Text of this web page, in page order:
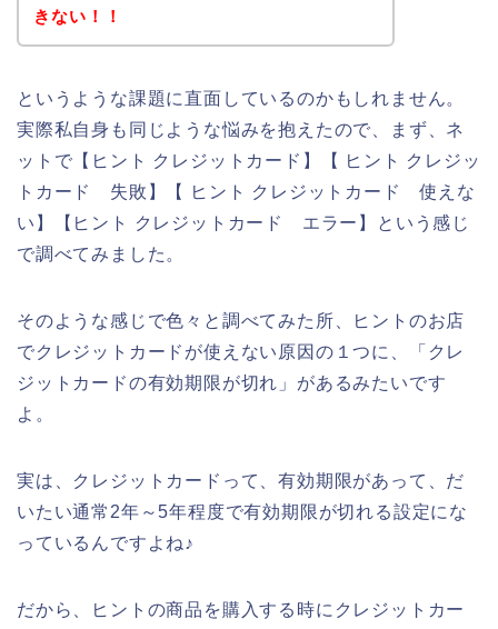
きない！！
というような課題に直面しているのかもしれません。
実際私自身も同じような悩みを抱えたので、まず、ネ
ットで【ヒント クレジットカード】【 ヒント クレジッ
トカード 失敗】【 ヒント クレジットカード 使えな
い】【ヒント クレジットカード エラー】という感じ
で調べてみました。
そのような感じで色々と調べてみた所、ヒントのお店
でクレジットカードが使えない原因の１つに、「クレ
ジットカードの有効期限が切れ」があるみたいです
よ。
実は、クレジットカードって、有効期限があって、だ
いたい通常2年～5年程度で有効期限が切れる設定にな
っているんですよね♪
だから、ヒントの商品を購入する時にクレジットカー